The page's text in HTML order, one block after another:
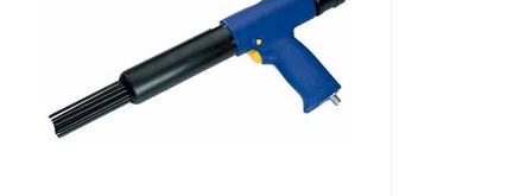
3 eller 4 mm pinde efter ønske. Vægt:
6,8 kg (10,6 lbs) Luftforbrug: 158
L/min. (5,6 cfm) Nåle ø 3mm: 49 stk.
Lufttryk: 7 bar (100 psi) maks.
Forbindelse: G 3/8 Støjniveau: 101 dB